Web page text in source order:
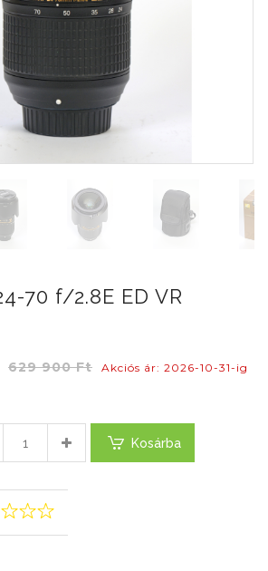
70 f/2.8E ED VR
629 900 Ft Akciós ár: 2026-10-31-ig
Kosárba